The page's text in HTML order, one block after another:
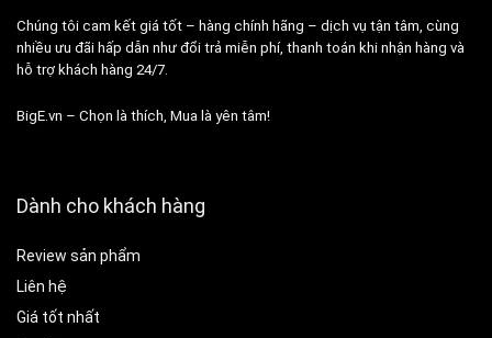
Chúng tôi cam kết giá tốt – hàng chính hãng – dịch vụ tận tâm, cùng
nhiều ưu đãi hấp dẫn như đổi trả miễn phí, thanh toán khi nhận hàng và
hỗ trợ khách hàng 24/7.
BigE.vn – Chọn là thích, Mua là yên tâm!
Dành cho khách hàng
Review sản phẩm
Liên hệ
Giá tốt nhất